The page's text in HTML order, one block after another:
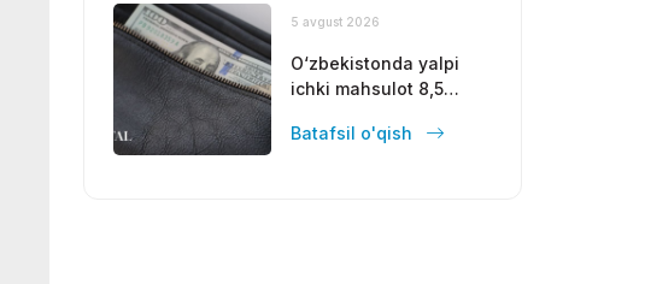
5 avgust 2026
O‘zbekistonda yalpi
ichki mahsulot 8,5
Batafsil o'qish